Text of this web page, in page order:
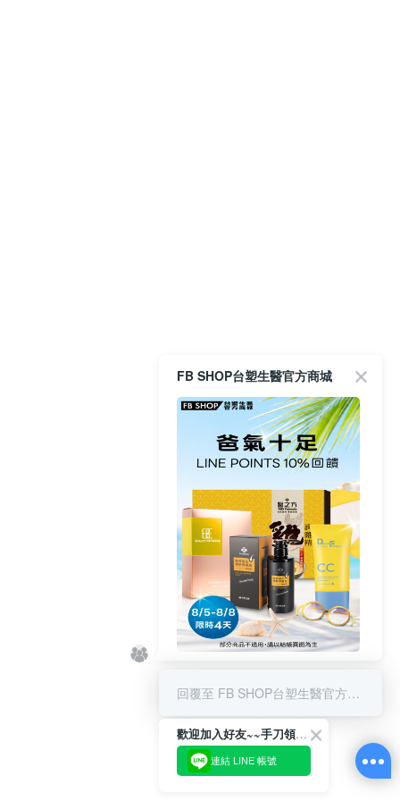
FB SHOP台塑生醫官方商城
回覆至 FB SHOP台塑生醫官方商城
歡迎加入好友~~手刀領優惠!
連結 LINE 帳號